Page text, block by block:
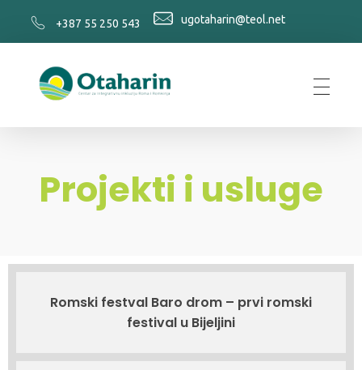
+387 55 250 543 ugotaharin@teol.net
Projekti i usluge
Romski festval Baro drom – prvi romski
festival u Bijeljini